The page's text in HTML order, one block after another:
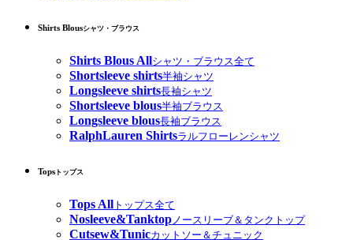
Shirts Blousシャツ・ブラウス
Shirts Blous Allシャツ・ブラウス全て
Shortsleeve shirts半袖シャツ
Longsleeve shirts長袖シャツ
Shortsleeve blous半袖ブラウス
Longsleeve blous長袖ブラウス
RalphLauren Shirtsラルフローレンシャツ
Tops トップス
Tops All トップス全て
Nosleeve&Tanktop ノースリーブ＆タンクトップ
Cutsew&Tunicカットソー＆チュニック